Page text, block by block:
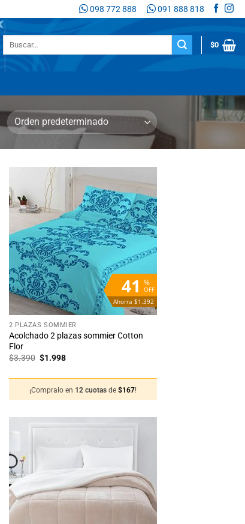
098 772 888 091 888 818
$0
%
OFF
41
Ahorra $1.392
Añadir
a la
lista
de
deseos
2 PLAZAS SOMMIER
Acolchado 2 plazas sommier Cotton
Flor
$3.390 El
$3.390.
$1.998El
$1.998.
¡Compralo en 12 cuotasde$167!
de
deseos